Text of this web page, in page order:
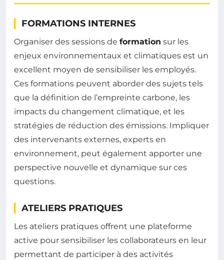
FORMATIONS INTERNES
Organiser des sessions de formation sur les
enjeux environnementaux et climatiques est un
excellent moyen de sensibiliser les employés.
Ces formations peuvent aborder des sujets tels
que la définition de l’empreinte carbone, les
impacts du changement climatique, et les
stratégies de réduction des émissions. Impliquer
des intervenants externes, experts en
environnement, peut également apporter une
perspective nouvelle et dynamique sur ces
questions.
ATELIERS PRATIQUES
Les ateliers pratiques offrent une plateforme
active pour sensibiliser les collaborateurs en leur
permettant de participer à des activités